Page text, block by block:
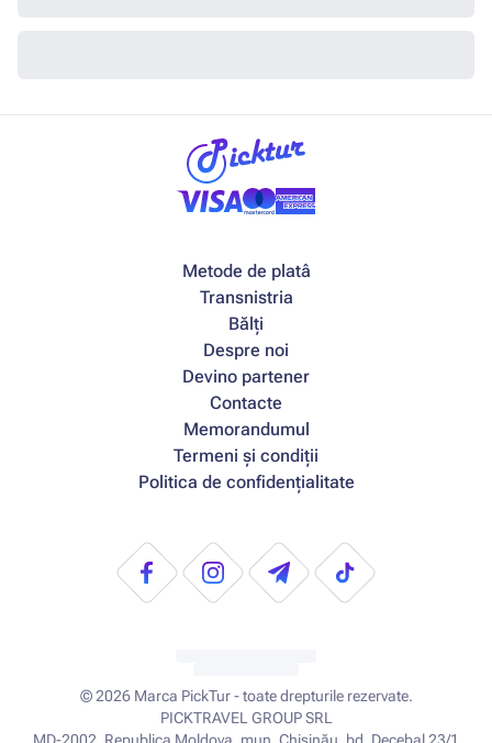
Metode de platâ
Transnistria
Bălți
Despre noi
Devino partener
Contacte
Memorandumul
Termeni și condiții
Politica de confidențialitate
© 2026 Marca PickTur - toate drepturile rezervate.
PICKTRAVEL GROUP SRL